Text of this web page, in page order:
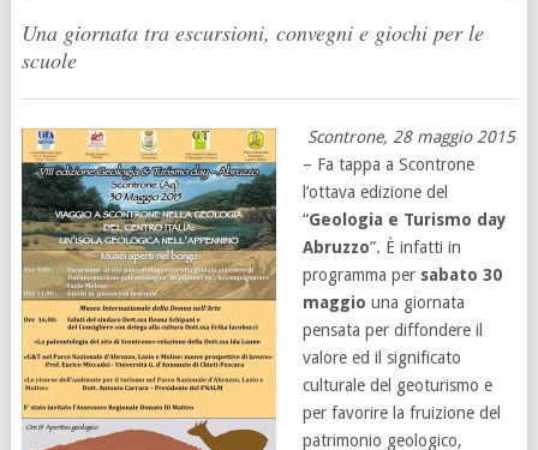
Una giornata tra escursioni, convegni e giochi per le
scuole
Scontrone, 28 maggio 2015
– Fa tappa a Scontrone
l’ottava edizione del
“Geologia e Turismo day
Abruzzo”. È infatti in
programma per sabato 30
maggio una giornata
pensata per diffondere il
valore ed il significato
culturale del geoturismo e
per favorire la fruizione del
patrimonio geologico,